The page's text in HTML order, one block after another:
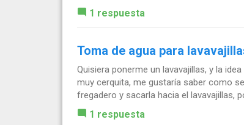
1 respuesta
Toma de agua para
Quisiera ponerme un lavavajillas, y la
muy cerquita, me gustaría saber como
fregadero y sacarla hacia el lavavajillas,
1 respuesta